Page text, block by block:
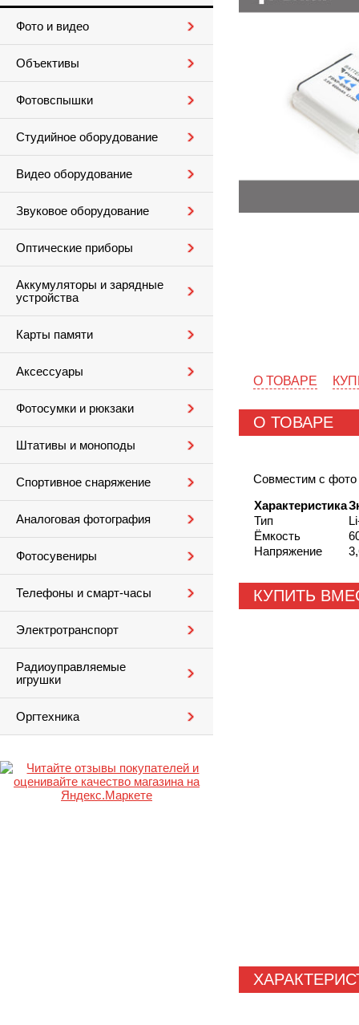
Фото и видео
Объективы
Фотовспышки
Студийное оборудование
Видео оборудование
Звуковое оборудование
Оптические приборы
Аккумуляторы и зарядные
устройства
Карты памяти
Аксессуары
Фотосумки и рюкзаки
Штативы и моноподы
Спортивное снаряжение
Аналоговая фотография
Фотосувениры
Телефоны и смарт-часы
Электротранспорт
Радиоуправляемые
игрушки
Оргтехника
О ТОВАРЕ
О ТОВАРЕ
Совместим с фото
Характеристика
Тип
Ёмкость
Напряжение
КУПИТЬ